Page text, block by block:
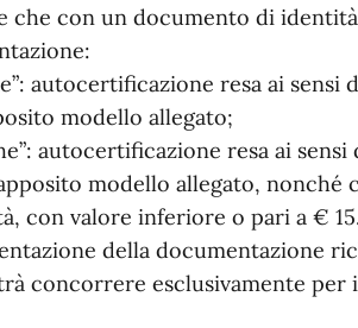
che con un documento di
autocertificazione resa ai sensi
modello allegato;
autocertificazione resa ai sensi
modello allegato, nonché
con valore inferiore o pari a €
della documentazione
concorrere esclusivamente